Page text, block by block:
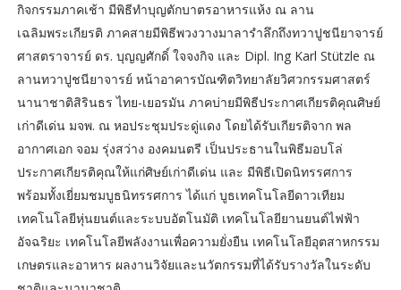
กิจกรรมภาคเช้า มีพิธีทำบุญตักบาตรอาหารแห้ง ณ ลาน
เฉลิมพระเกียรติ ภาคสายมีพิธีพวงวางมาลารำลึกถึงทวาปูชนียาจารย์
ศาสตราจารย์ ดร. บุญญศักดิ์ ใจจงกิจ และ Dipl. Ing Karl Stützle ณ
ลานทวาปูชนียาจารย์ หน้าอาคารบัณฑิตวิทยาลัยวิศวกรรมศาสตร์
นานาชาติสิรินธร ไทย-เยอรมัน ภาคบ่ายมีพิธีประกาศเกียรติคุณศิษย์
เก่าดีเด่น มจพ. ณ หอประชุมประดู่แดง โดยได้รับเกียรติจาก พล
อากาศเอก จอม รุ่งสว่าง องคมนตรี เป็นประธานในพิธีมอบโล่
ประกาศเกียรติคุณให้แก่ศิษย์เก่าดีเด่น และ มีพิธีเปิดนิทรรศการ
พร้อมทั้งเยี่ยมชมบูธนิทรรศการ ได้แก่ บูธเทคโนโลยีดาวเทียม
เทคโนโลยีหุ่นยนต์และระบบอัตโนมัติ เทคโนโลยียานยนต์ไฟฟ้า
อัจฉริยะ เทคโนโลยีพลังงานเพื่อความยั่งยืน เทคโนโลยีอุตสาหกรรม
เกษตรและอาหาร ผลงานวิจัยและนวัตกรรมที่ได้รับรางวัลในระดับ